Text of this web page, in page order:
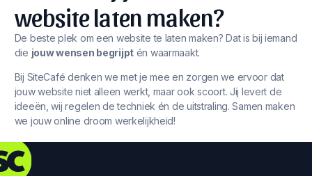
website laten maken?
De beste plek om een website te laten maken? Dat is bij iemand
die jouw wensen begrijpt én waarmaakt.
Bij SiteCafé denken we met je mee en zorgen we ervoor dat
jouw website niet alleen werkt, maar ook scoort. Jij levert de
ideeën, wij regelen de techniek én de uitstraling. Samen maken
we jouw online droom werkelijkheid!